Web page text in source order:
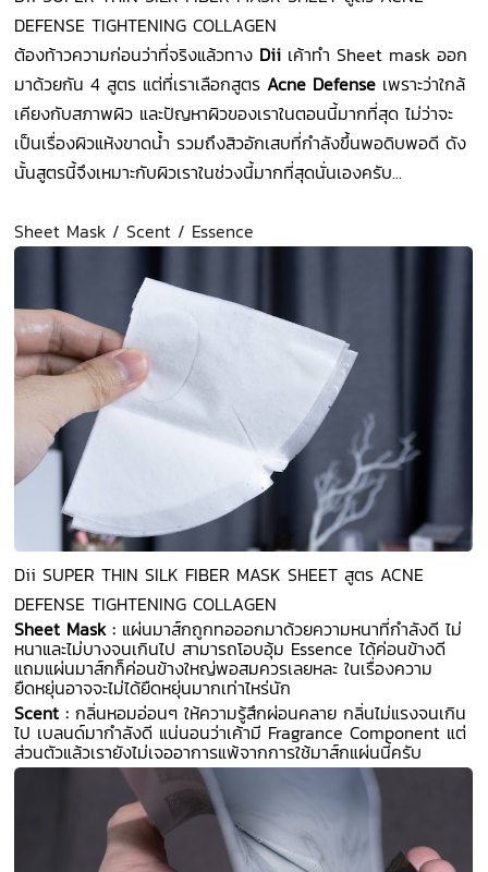
DEFENSE TIGHTENING COLLAGEN
ต้องท้าวความก่อนว่าที่จริงแล้วทาง Dii เค้าทำ Sheet mask ออก
มาด้วยกัน 4 สูตร แต่ที่เราเลือกสูตรAcne Defense เพราะว่าใกล้
เคียงกับสภาพผิว และปัญหาผิวของเราในตอนนี้มากที่สุด ไม่ว่าจะ
เป็นเรื่องผิวแห้งขาดน้ำ รวมถึงสิวอักเสบที่กำลังขึ้นพอดิบพอดี ดัง
นั้นสูตรนี้จึงเหมาะกับผิวเราในช่วงนี้มากที่สุดนั่นเองครับ...
Sheet Mask / Scent / Essence
Dii SUPER THIN SILK FIBER MASK SHEET สูตร ACNE
DEFENSE TIGHTENING COLLAGEN
Sheet Mask : แผ่นมาส์กถูกทอออกมาด้วยความหนาที่กำลังดี ไม่
หนาและไม่บางจนเกินไป สามารถโอบอุ้ม Essence ได้ค่อนข้างดี
แถมแผ่นมาส์กก็ค่อนข้างใหญ่พอสมควรเลยหละ ในเรื่องความ
ยืดหยุ่นอาจจะไม่ได้ยืดหยุ่นมากเท่าไหร่นัก
Scent : กลิ่นหอมอ่อนๆ ให้ความรู้สึกผ่อนคลาย กลิ่นไม่แรงจนเกิน
ไป เบลนด์มากำลังดี แน่นอนว่าเค้ามี Fragrance Component แต่
ส่วนตัวแล้วเรายังไม่เจออาการแพ้จากการใช้มาส์กแผ่นนี้ครับ